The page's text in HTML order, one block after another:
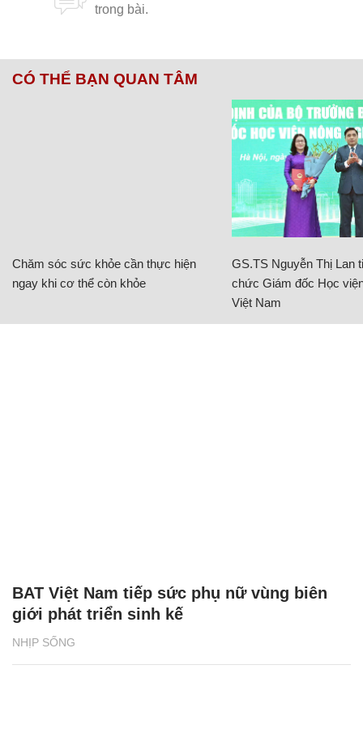
CÓ THỂ BẠN QUAN TÂM
Chăm sóc sức khỏe cần thực hiện
ngay khi cơ thể còn khỏe
GS.TS Nguyễn Thị Lan
chức Giám đốc Học
Việt Nam
NHỊP SỐNG
BAT Việt Nam tiếp sức phụ nữ vùng biên
giới phát triển sinh kế